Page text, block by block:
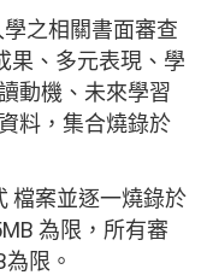
之相關書面審查
果、多元表現、學
動機、未來學習
料，集合燒錄於
檔案並逐一燒錄於
為限，所有審
限。